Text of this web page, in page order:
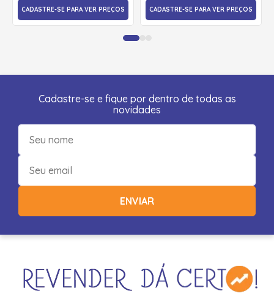
CADASTRE-SE PARA VER PREÇOS CADASTRE-SE PARA VER PREÇOS
Cadastre-se e fique por dentro de todas as
novidades
ENVIAR